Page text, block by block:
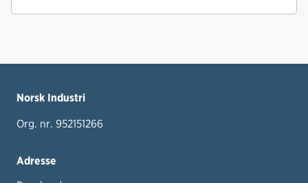
Norsk Industri
Org. nr. 952151266
Adresse